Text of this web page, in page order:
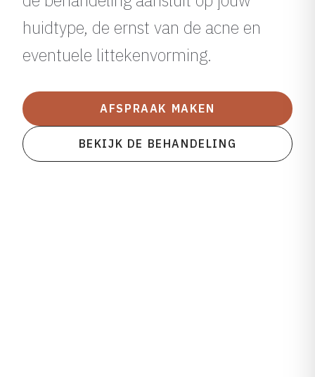
huidtype, de ernst van de acne en
eventuele littekenvorming.
AFSPRAAK MAKEN
BEKIJK DE BEHANDELING